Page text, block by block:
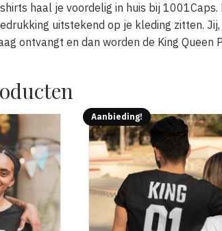
shirts haal je voordelig in huis bij 1001Caps.
uitstekend op je kleding zitten.
ontvangt en dan worden de King
Aanbieding!